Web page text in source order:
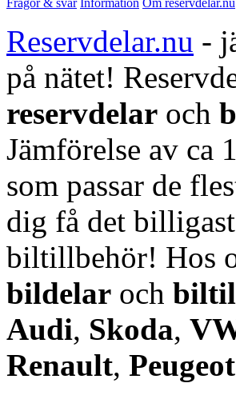
Frågor & svar Information Om reservdelar.nu
Reservdelar.nu -
på nätet!
reservdelar och
Jämförelse av ca
som passar de
dig få det
biltillbehör! Hos
bildelar och
Audi, Skoda,
Renault, Peugeot